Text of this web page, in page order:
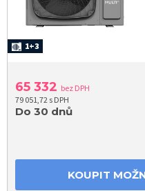
1+3
65 332 bez DPH
79 051,72 s DPH
Do 30 dnů
KOUPIT